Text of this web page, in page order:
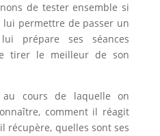
de tester ensemble si
permettre de passer un
prépare ses séances
tirer le meilleur de son
au cours de laquelle on
comment il réagit
récupère, quelles sont ses